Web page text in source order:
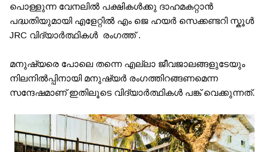
പൊള്ളുന്ന വേനലിൽ പക്ഷികൾക്കു ദാഹമകറ്റാൻ
പദ്ധതിയുമായി എളേറ്റിൽ എം ജെ ഹയർ സെക്കണ്ടറി സ്കൂൾ
JRC വിദ്യാർത്ഥികൾ രംഗത്ത് .
മനുഷ്യരെ പോലെ തന്നെ എല്ലാ ജീവജാലങ്ങളുടേയും
നിലനിൽപ്പിനായി മനുഷ്യർ രംഗത്തിറങ്ങണമെന്ന
സന്ദേഷമാണ് ഇതിലൂടെ വിദ്യാർത്ഥികൾ പങ്ക് വെക്കുന്നത്.